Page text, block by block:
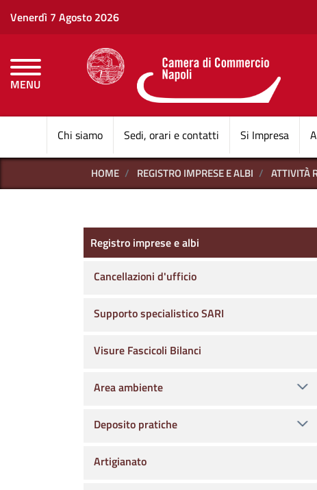
Venerdì 7 Agosto 2026
MENU
CAMERE DI
Chi siamo Sedi, orari e contatti Si Impresa
HOME REGISTRO IMPRESE E ALBI ATTIVITÀ
Registro imprese e albi
Registro imprese e albi
Cancellazioni d'ufficio
Supporto specialistico SARI
Visure Fascicoli Bilanci
Area ambiente
Deposito pratiche
Artigianato